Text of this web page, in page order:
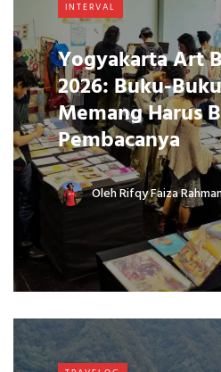
INTERVAL
Yogyakarta Art
2026: Buku-
Memang Harus
Pembacanya
OlehRifqy Faiza